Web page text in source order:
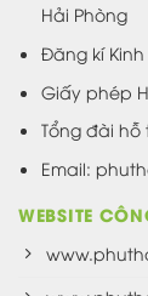
Hải Phòng
Đăng kí Kinh
Giấy phép
Tổng đài hỗ
Email:
WEBSITE